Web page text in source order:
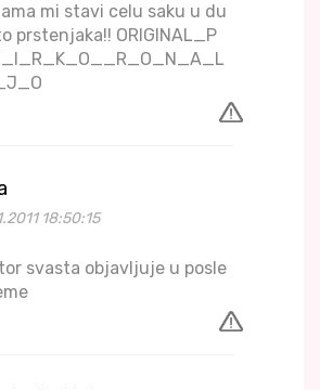
mi stavi celu saku u du
prstenjaka!! ORIGINAL_P
18:50:15
svasta objavljuje u posle